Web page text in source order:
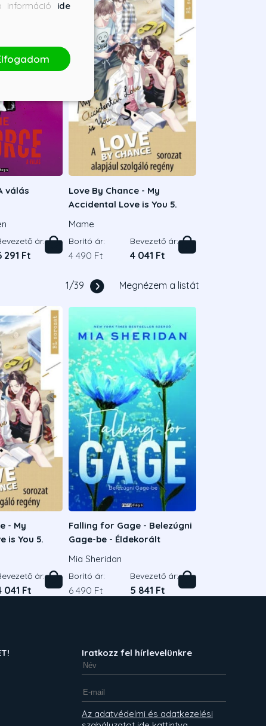
válás
ár:
291 Ft
Love By Chance - My
Accidental Love is You 5.
Mame
Borító ár:
4 490 Ft
Bevezető ár:
4 041 Ft
1/39 Megnézem a listát
- My
is You 5.
ár:
041 Ft
Falling for Gage - Belezúgni
Gage-be - Éldekorált
Mia Sheridan
Borító ár:
6 490 Ft
Bevezető ár:
5 841 Ft
Iratkozz fel hírlevelünkre
Az adatvédelmi és adatkezelési
információ ide